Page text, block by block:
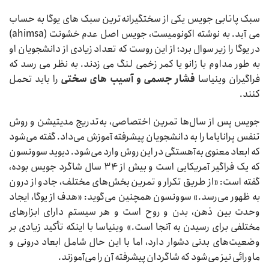
سبک پاتابی جویس یکی از سختگیرانه‌ترین سبک های یوگا به حساب
می آید. به نوشته اکونومیست، جویس اصل عدم خشونت (ahimsa)
در یوگا را زیر سوال برد؛ از این روست که تعداد زیادی از دانشجویان او
به طور مداوم با زانو یا کمر زخمی لنگ می زدند. به نظر می رسد که
فراگیران وینیاسا فشار جسمی و آسیب های سختی را باید تحمل
کنند.
جویس پس از سال‌ها تمرین اختصاصی، به‌تدریج مدیتیشن و روش
تنفس پرانایاما را به دانشجویان پیشرفته آموزش می‌داد. گفته می‌شود
که ابعاد معنوی به‌آهستگی در این روش وارد می‌شود. دیوید سوونسون
که یک فراگیر آمریکایی است و بیش از ۳۴ سال شاگرد جویس بوده،
گفته است: «از طریق تکرار و تمرین بخش‌های مختلف، جادو از درون
به ظهور می‌رسد.» سوونسون همچنین می‌گوید: «هدف از یوگا، ایجاد
وحدت بین ذهن، بدن و روح است و هر سیستم دارای ابزارهای
مختلفی برای رسیدن به آنجا است.» وینیاسا با اینکه تأکید زیادی بر
وضعیت‌های بدنی دشوار دارد، اما با این حال شامل ابعاد درونی و
ماورائی نیز می‌شود که شاگردان پیشرفته آن را می‌آموزند.